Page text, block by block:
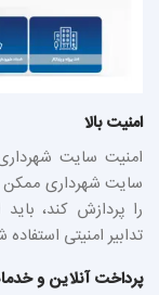
امنیت بالا
امنیت سایت
سایت شهرداری
تدابیر امنیتی استفاده
پرداخت آنلاین و